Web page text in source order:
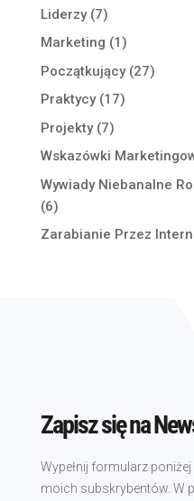
Liderzy(7)
Marketing (1)
Początkujący(27)
Praktycy(17)
Projekty(7)
Wskazówki
Wywiady Niebanalne
(6)
Zarabianie Przez
Zapisz się na
Wypełnij formularz
moich subskrybentów. W